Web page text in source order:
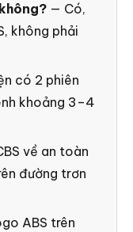
— Có,
không phải
có 2 phiên
khoảng 3–4
về an toàn
đường trơn
ABS trên